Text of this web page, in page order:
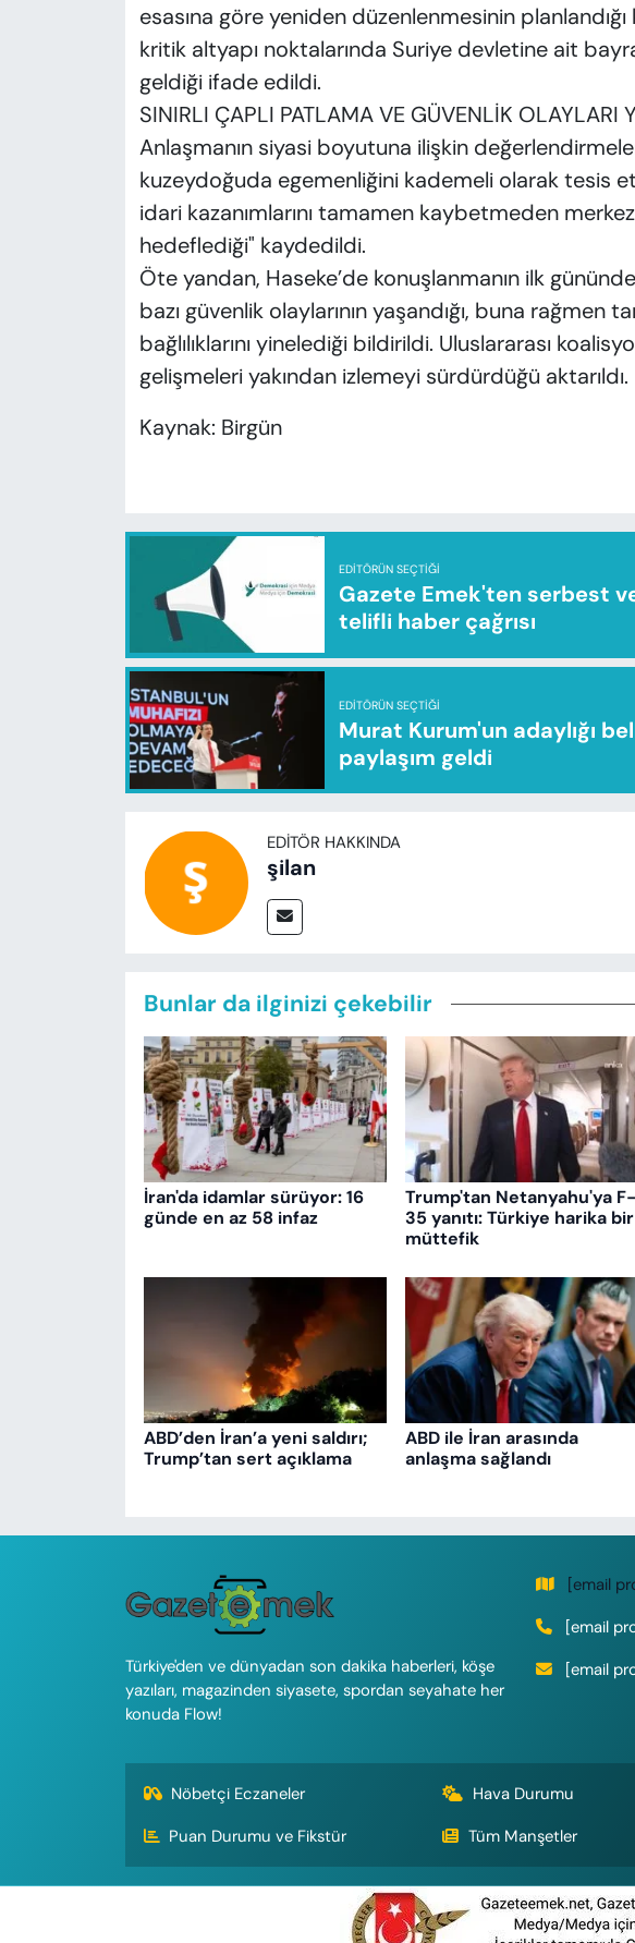
esasına göre yeniden düzenlenmesinin
kritik altyapı noktalarında Suriye devletine ait
geldiği ifade edildi.
SINIRLI ÇAPLI PATLAMA VE GÜVENLİK OLAYLARI
Anlaşmanın siyasi boyutuna ilişkin
kuzeydoğuda egemenliğini kademeli olarak tesis
idari kazanımlarını tamamen kaybetmeden
hedeflediği" kaydedildi.
Öte yandan, Haseke’de konuşlanmanın ilk
bazı güvenlik olaylarının yaşandığı, buna rağmen
bağlılıklarını yinelediği bildirildi. Uluslararası
gelişmeleri yakından izlemeyi sürdürdüğü aktarıldı.
Kaynak: Birgün
EDITÖRÜN SEÇTIĞI
Gazete Emek'ten serbest
telifli haber çağrısı
EDITÖRÜN SEÇTIĞI
Murat Kurum'un adaylığı
paylaşım geldi
EDITÖR HAKKINDA
şilan
Bunlar da ilginizi çekebilir
İran'da idamlar sürüyor: 16
günde en az 58 infaz
Trump'tan Netanyahu'ya F-
35 yanıtı: Türkiye harika bir
müttefik
ABD’den İran’a yeni saldırı;
Trump’tan sert açıklama
ABD ile İran arasında
anlaşma sağlandı
Türkiye'den ve dünyadan son dakika haberleri, köşe
yazıları, magazinden siyasete, spordan seyahate her
konuda Flow!
[email
[email
[email
Nöbetçi Eczaneler Hava Durumu
Puan Durumu ve Fikstür
Tüm Manşetler